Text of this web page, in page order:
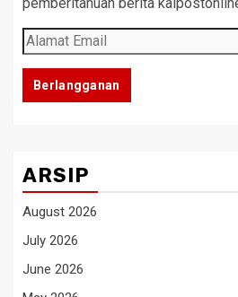
pemberitahuan berita
Alamat
Email
Berlangganan
ARSIP
August 2026
July 2026
June 2026